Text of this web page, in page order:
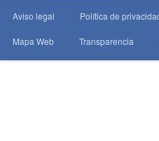
Aviso legal Política de
Mapa Web Transparencia